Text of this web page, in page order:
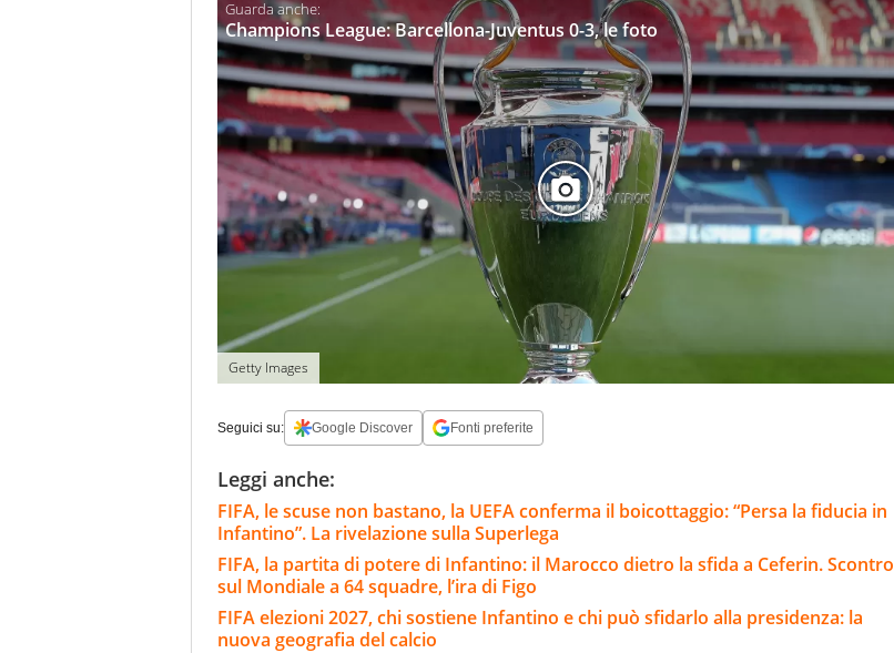
Champions League: Barcellona-Juventus 0-3, le foto
Getty Images
Seguici su: Google Discover Fonti preferite
Leggi anche:
FIFA, le scuse non bastano, la UEFA conferma il boicottaggio: “Persa la fiducia in
Infantino”. La rivelazione sulla Superlega
FIFA, la partita di potere di Infantino: il Marocco dietro la sfida a Ceferin. Scontro
sul Mondiale a 64 squadre, l’ira di Figo
FIFA elezioni 2027, chi sostiene Infantino e chi può sfidarlo alla presidenza: la
nuova geografia del calcio